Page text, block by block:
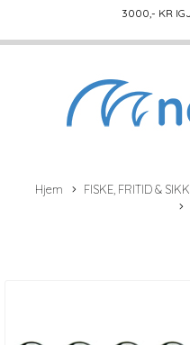
3000,- KR
Hjem FISKE, FRITID &